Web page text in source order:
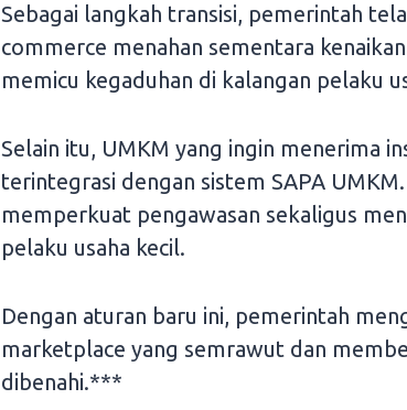
Sebagai langkah transisi, pemerintah
commerce menahan sementara
memicu kegaduhan di kalangan pelaku
Selain itu, UMKM yang ingin menerima
terintegrasi dengan sistem SAPA
memperkuat pengawasan sekaligus
pelaku usaha kecil.
Dengan aturan baru ini, pemerintah
marketplace yang semrawut dan
dibenahi.***